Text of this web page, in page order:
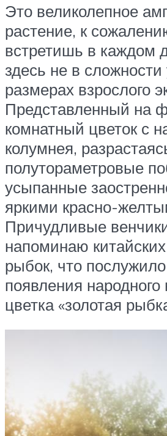
Это великолепное
растение, к
встретишь в каждом
здесь не в сложности
размерах взрослого
Представленный на
комнатный цветок с
колумнея,
полутораметровые
усыпанные
яркими красно-
Причудливые
напоминаю
рыбок, что
появления народного
цветка «золотая